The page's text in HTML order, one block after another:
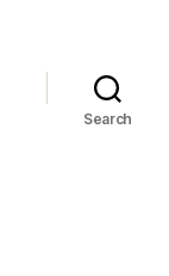
Search